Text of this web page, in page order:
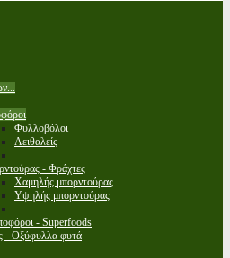
Φυλλοβόλοι
Αειθαλείς
- Φράχτες
Χαμηλής μπορντούρας
Υψηλής μπορντούρας
- Superfoods
- Οξύφυλλα φυτά